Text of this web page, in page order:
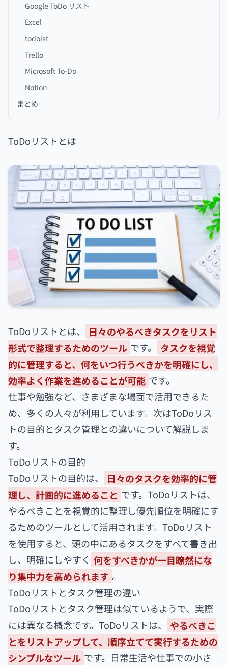
Google ToDo リスト
Excel
todoist
Trello
Microsoft To-Do
Notion
まとめ
ToDoリストとは
ToDoリストとは、
日々のやるべきタスクをリスト
形式で整理するためのツール です。
タスクを視覚
的に管理すると、何をいつ行うべきかを明確にし、
効率よく作業を進めることが可能 です。
仕事や勉強など、さまざまな場面で活用できるた
め、多くの人々が利用しています。次はToDoリス
トの目的とタスク管理との違いについて解説しま
す。
ToDoリストの目的
ToDoリストの目的は、
日々のタスクを効率的に管
理し、計画的に進めること です。ToDoリストは、
やるべきことを視覚的に整理し優先順位を明確にす
るためのツールとして活用されます。ToDoリスト
を使用すると、頭の中にあるタスクをすべて書き出
し、明確にしやすく 何をすべきかが一目瞭然にな
り集中力を高められます 。
ToDoリストとタスク管理の違い
ToDoリストとタスク管理は似ているようで、実際
には異なる概念です。ToDoリストは、
やるべきこ
とをリストアップして、順序立てて実行するための
シンプルなツール です。日常生活や仕事での小さ